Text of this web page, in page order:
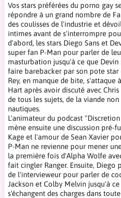
Vos stars préférées du porno gay
répondre à un grand nombre de
des coulisses de l'industrie et
intimes avant de s'interrompre
d'abord, les stars Diego Sans et
super fan P-Man pour parler de
masturbation jusqu'à ce que
faire barebacker par son pote star
Rey, en manque de bite, s'attaque
Hart après avoir discuté avec
de tous les sujets, de la viande
nautiques.
L'animateur du podcast
mène ensuite une discussion pré-
Kage et l'amour de Sean Xavier
P-Man ne revienne pour mener
la première fois d'Alpha Wolfe
fait cingler Ranger. Ensuite, Diego
de l'intervieweur pour parler de
Jackson et Colby Melvin jusqu'à
s'échangent des charges dans